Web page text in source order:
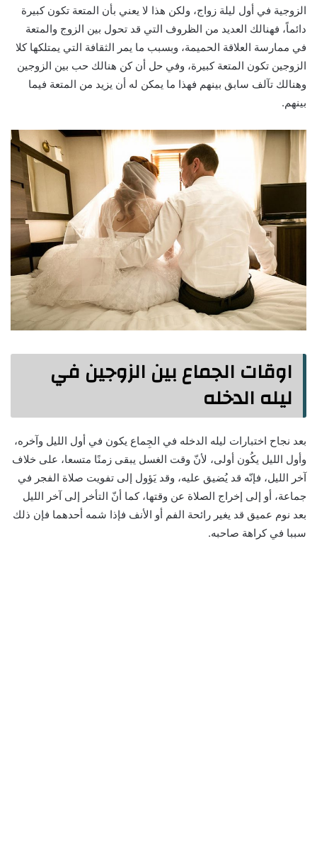
الزوجية في أول ليلة زواج، ولكن هذا لا يعني بأن المتعة تكون كبيرة
دائماً، فهنالك العديد من الظروف التي قد تحول بين الزوج والمتعة
في ممارسة العلاقة الحميمة، وبسبب ما يمر الثقافة التي يمتلكها كلا
الزوجين تكون المتعة كبيرة، وفي حل أن كن هنالك حب بين الزوجين
وهنالك تآلف سابق بينهم فهذا ما يمكن له أن يزيد من المتعة فيما
بينهم.
اوقات الجماع بين الزوجين في
ليله الدخله
بعد نجاح اختبارات ليله الدخله في الجِماع يكون في أول الليل وآخره،
وأول الليل يكُون أولى، لأنّ وقت الغسل يبقى زمنًا متسعا، على خلاف
آخر الليل، فإنّه قد يُضيق عليه، وقد يَؤول إلى تفويت صلاة الفجر في
جماعة، أو إلى إخراج الصلاة عن وقتها، كما أنّ التأخر إلى آخر الليل
بعد نوم عميق قد يغير رائحة الفم أو الأنف فإذا شمه أحدهما فإن ذلك
سببا في كراهة صاحبه.